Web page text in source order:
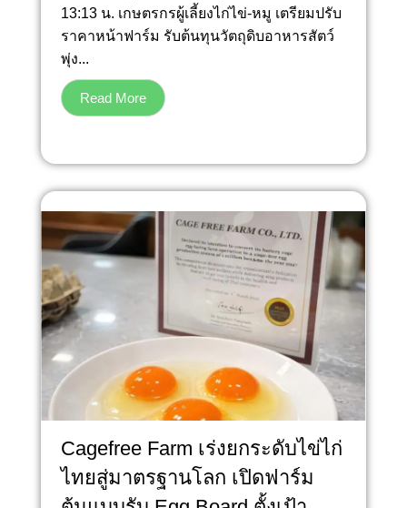
13:13 น. เกษตรกรผู้เลี้ยงไก่ไข่-หมู เตรียมปรับ
ราคาหน้าฟาร์ม รับต้นทุนวัตถุดิบอาหารสัตว์
พุ่ง...
Read More
Cagefree Farm เร่งยกระดับไข่ไก่
ไทยสู่มาตรฐานโลก เปิดฟาร์ม